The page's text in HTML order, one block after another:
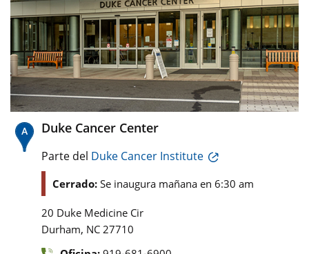
Duke Cancer Center
Parte del Duke Cancer Institute
Cerrado: Se inaugura mañana en 6:30 am
20 Duke Medicine Cir
Durham, NC 27710